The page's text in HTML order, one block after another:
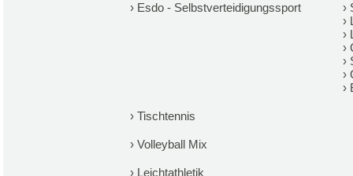
› Esdo - Selbstverteidigungssport ›
›
›
›
›
›
›
› Tischtennis
› Volleyball Mix
› Leichtathletik